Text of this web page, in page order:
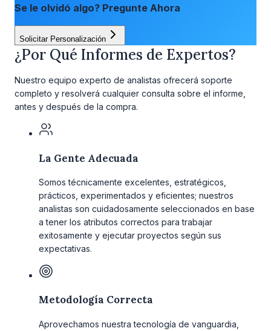
Se le olvidó algo? Pregunte Ahora
Solicitar Personalización
¿Por Qué Informes de Expertos?
Nuestro equipo experto de analistas ofrecerá soporte
completo y resolverá cualquier consulta sobre el informe,
antes y después de la compra.
La Gente Adecuada
Somos técnicamente excelentes, estratégicos,
prácticos, experimentados y eficientes; nuestros
analistas son cuidadosamente seleccionados en base
a tener los atributos correctos para trabajar
exitosamente y ejecutar proyectos según sus
expectativas.
Metodología Correcta
Aprovechamos nuestra tecnología de vanguardia,